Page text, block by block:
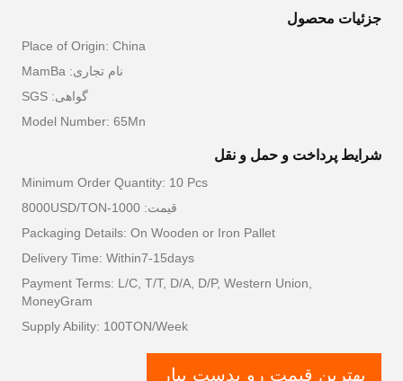
جزئیات محصول
Place of Origin: China
نام تجاری: MamBa
گواهی: SGS
Model Number: 65Mn
شرایط پرداخت و حمل و نقل
Minimum Order Quantity: 10 Pcs
قیمت: 1000-8000USD/TON
Packaging Details: On Wooden or Iron Pallet
Delivery Time: Within7-15days
Payment Terms: L/C, T/T, D/A, D/P, Western Union,
MoneyGram
Supply Ability: 100TON/Week
بهترین قیمت رو بدست بیار